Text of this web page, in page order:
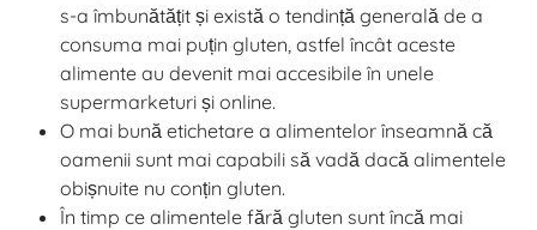
s-a îmbunătățit și există o tendință generală de a
consuma mai puțin gluten, astfel încât aceste
alimente au devenit mai accesibile în unele
supermarketuri și online.
O mai bună etichetare a alimentelor înseamnă că
oamenii sunt mai capabili să vadă dacă alimentele
obișnuite nu conțin gluten.
În timp ce alimentele fără gluten sunt încă mai